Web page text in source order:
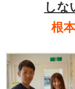
しな
根